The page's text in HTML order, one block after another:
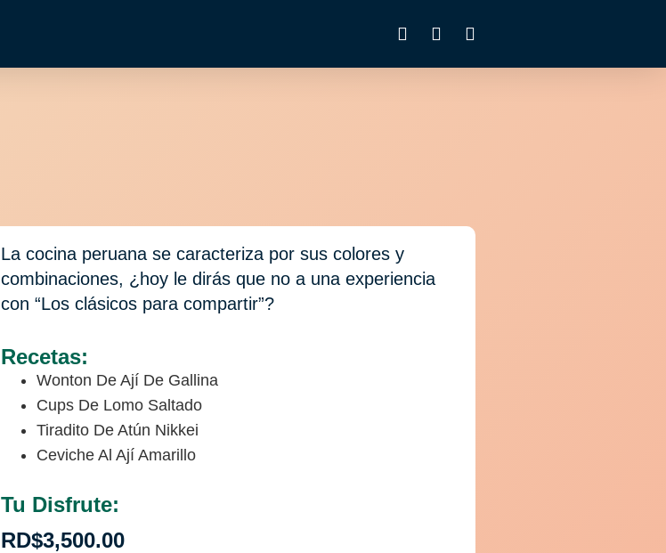
La cocina peruana se caracteriza por sus colores y
combinaciones, ¿hoy le dirás que no a una experiencia
con “Los clásicos para compartir”?
Recetas:
Wonton De Ají De Gallina
Cups De Lomo Saltado
Tiradito De Atún Nikkei
Ceviche Al Ají Amarillo
Tu Disfrute:
RD$3,500.00